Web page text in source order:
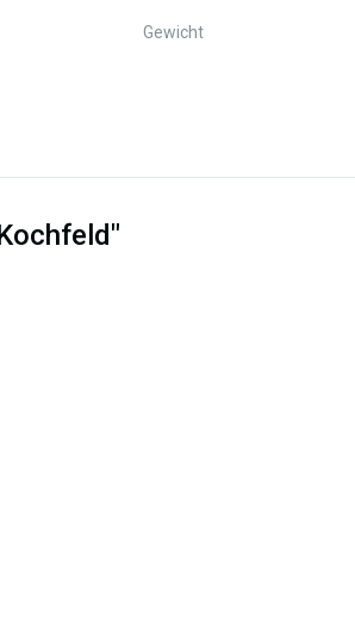
Gewicht